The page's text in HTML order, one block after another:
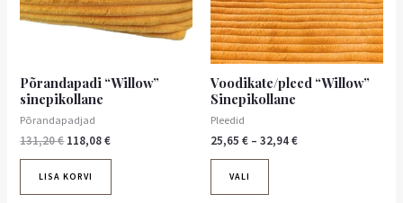
Põrandapadi “Willow”
sinepikollane
Põrandapadjad
131,20€ 118,08€
LISA KORVI
Voodikate/pleed “Willow”
Sinepikollane
Pleedid
25,65 € – 32,94€
VALI
Valikuid
saab
teha
tootelehel.